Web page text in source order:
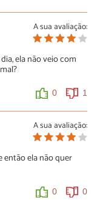
esteja prenha, se tiver
0
aqui em casa, não
reais na castração,
A sua avaliação:
ela não veio com
0 1
A sua avaliação:
então ela não quer
0 0